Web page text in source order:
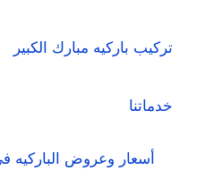
تركيب باركيه مبارك الكبير
خدماتنا
أسعار وعروض الباركيه